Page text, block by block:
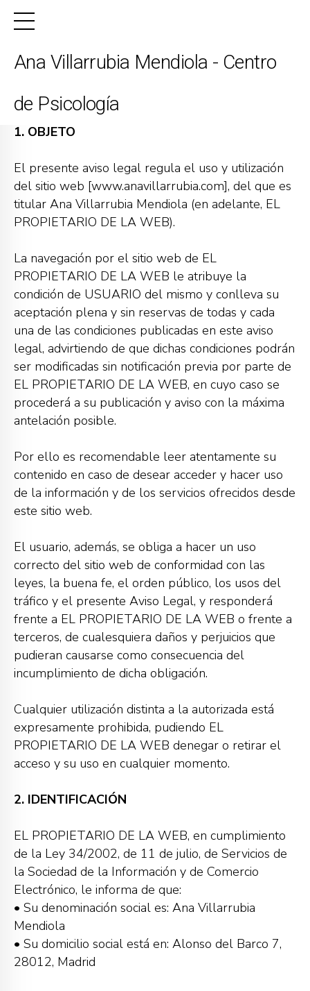
Ana Villarrubia Mendiola - Centro
de Psicología
Aviso legal
1. OBJETO
El presente aviso legal regula el uso y utilización
del sitio web [www.anavillarrubia.com], del que es
titular Ana Villarrubia Mendiola (en adelante, EL
PROPIETARIO DE LA WEB).
La navegación por el sitio web de EL
PROPIETARIO DE LA WEB le atribuye la
condición de USUARIO del mismo y conlleva su
aceptación plena y sin reservas de todas y cada
una de las condiciones publicadas en este aviso
legal, advirtiendo de que dichas condiciones podrán
ser modificadas sin notificación previa por parte de
EL PROPIETARIO DE LA WEB, en cuyo caso se
procederá a su publicación y aviso con la máxima
antelación posible.
Por ello es recomendable leer atentamente su
contenido en caso de desear acceder y hacer uso
de la información y de los servicios ofrecidos desde
este sitio web.
El usuario, además, se obliga a hacer un uso
correcto del sitio web de conformidad con las
leyes, la buena fe, el orden público, los usos del
tráfico y el presente Aviso Legal, y responderá
frente a EL PROPIETARIO DE LA WEB o frente a
terceros, de cualesquiera daños y perjuicios que
pudieran causarse como consecuencia del
incumplimiento de dicha obligación.
Cualquier utilización distinta a la autorizada está
expresamente prohibida, pudiendo EL
PROPIETARIO DE LA WEB denegar o retirar el
acceso y su uso en cualquier momento.
2. IDENTIFICACIÓN
EL PROPIETARIO DE LA WEB, en cumplimiento
de la Ley 34/2002, de 11 de julio, de Servicios de
la Sociedad de la Información y de Comercio
Electrónico, le informa de que:
• Su denominación social es: Ana Villarrubia
Mendiola
• Su domicilio social está en: Alonso del Barco 7,
28012, Madrid